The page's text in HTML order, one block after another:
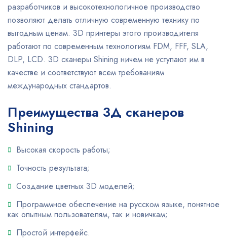
разработчиков и высокотехнологичное производство
позволяют делать отличную современную технику по
выгодным ценам. 3D принтеры этого производителя
работают по современным технологиям FDM, FFF, SLA,
DLP, LCD. 3D сканеры Shining ничем не уступают им в
качестве и соответствуют всем требованиям
международных стандартов.
Преимущества 3Д сканеров
Shining
Высокая скорость работы;
Точность результата;
Создание цветных 3D моделей;
Программное обеспечение на русском языке, понятное
как опытным пользователям, так и новичкам;
Простой интерфейс.